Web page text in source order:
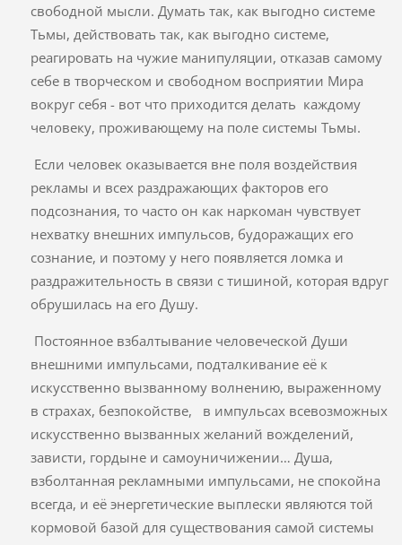
свободной мысли. Думать так, как выгодно системе
Тьмы, действовать так, как выгодно системе,
реагировать на чужие манипуляции, отказав самому
себе в творческом и свободном восприятии Мира
вокруг себя - вот что приходится делать каждому
человеку, проживающему на поле системы Тьмы.
Если человек оказывается вне поля воздействия
рекламы и всех раздражающих факторов его
подсознания, то часто он как наркоман чувствует
нехватку внешних импульсов, будоражащих его
сознание, и поэтому у него появляется ломка и
раздражительность в связи с тишиной, которая вдруг
обрушилась на его Душу.
Постоянное взбалтывание человеческой Души
внешними импульсами, подталкивание её к
искусственно вызванному волнению, выраженному
в страхах, безпокойстве, в импульсах всевозможных
искусственно вызванных желаний вожделений,
зависти, гордыне и самоуничижении… Душа,
взболтанная рекламными импульсами, не спокойна
всегда, и её энергетические выплески являются той
кормовой базой для существования самой системы